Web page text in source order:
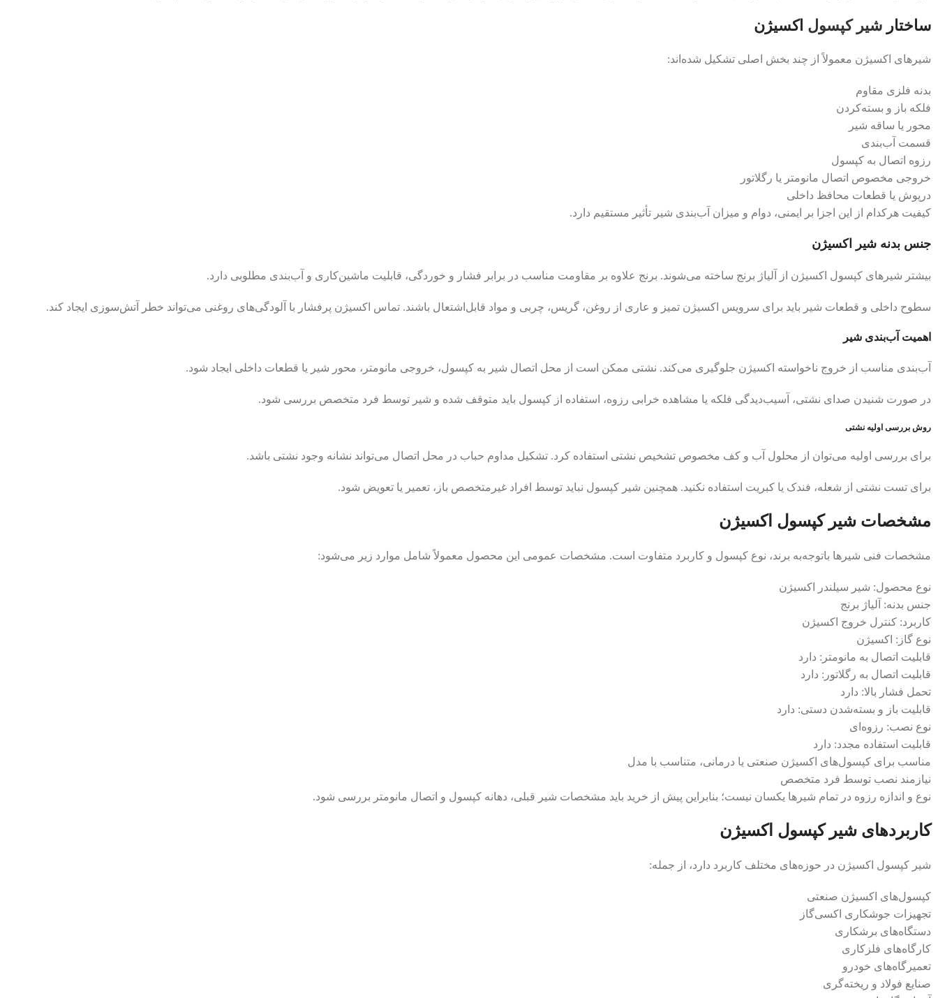
ساختار شیر کپسول اکسیژن
شیرهای اکسیژن معمولاً از چند بخش اصلی تشکیل شده‌اند:
بدنه فلزی مقاوم
فلکه باز و بسته‌کردن
محور یا ساقه شیر
قسمت آب‌بندی
رزوه اتصال به کپسول
خروجی مخصوص اتصال مانومتر یا رگلاتور
درپوش یا قطعات محافظ داخلی
کیفیت هرکدام از این اجزا بر ایمنی، دوام و میزان آب‌بندی شیر تأثیر مستقیم دارد.
جنس بدنه شیر اکسیژن
بیشتر شیرهای کپسول اکسیژن از آلیاژ برنج ساخته می‌شوند. برنج علاوه بر مقاومت مناسب در برابر فشار و خوردگی، قابلیت ماشین‌کاری و آب‌بندی مطلوبی دارد.
سطوح داخلی و قطعات شیر باید برای سرویس اکسیژن تمیز و عاری از روغن، گریس، چربی و مواد قابل‌اشتعال باشند. تماس اکسیژن پرفشار با آلودگی‌های روغنی می‌تواند خطر آتش‌سوزی ایجاد کند.
اهمیت آب‌بندی شیر
آب‌بندی مناسب از خروج ناخواسته اکسیژن جلوگیری می‌کند. نشتی ممکن است از محل اتصال شیر به کپسول، خروجی مانومتر، محور شیر یا قطعات داخلی ایجاد شود.
در صورت شنیدن صدای نشتی، آسیب‌دیدگی فلکه یا مشاهده خرابی رزوه، استفاده از کپسول باید متوقف شده و شیر توسط فرد متخصص بررسی شود.
روش بررسی اولیه نشتی
برای بررسی اولیه می‌توان از محلول آب و کف مخصوص تشخیص نشتی استفاده کرد. تشکیل مداوم حباب در محل اتصال می‌تواند نشانه وجود نشتی باشد.
برای تست نشتی از شعله، فندک یا کبریت استفاده نکنید. همچنین شیر کپسول نباید توسط افراد غیرمتخصص باز، تعمیر یا تعویض شود.
مشخصات شیر کپسول اکسیژن
مشخصات فنی شیرها باتوجه‌به برند، نوع کپسول و کاربرد متفاوت است. مشخصات عمومی این محصول معمولاً شامل موارد زیر می‌شود:
نوع محصول: شیر سیلندر اکسیژن
جنس بدنه: آلیاژ برنج
کاربرد: کنترل خروج اکسیژن
نوع گاز: اکسیژن
قابلیت اتصال به مانومتر: دارد
قابلیت اتصال به رگلاتور: دارد
تحمل فشار بالا: دارد
قابلیت باز و بسته‌شدن دستی: دارد
نوع نصب: رزوه‌ای
قابلیت استفاده مجدد: دارد
مناسب برای کپسول‌های اکسیژن صنعتی یا درمانی، متناسب با مدل
نیازمند نصب توسط فرد متخصص
نوع و اندازه رزوه در تمام شیرها یکسان نیست؛ بنابراین پیش از خرید باید مشخصات شیر قبلی، دهانه کپسول و اتصال مانومتر بررسی شود.
کاربردهای شیر کپسول اکسیژن
شیر کپسول اکسیژن در حوزه‌های مختلف کاربرد دارد، از جمله:
کپسول‌های اکسیژن صنعتی
تجهیزات جوشکاری اکسی‌گاز
دستگاه‌های برشکاری
کارگاه‌های فلزکاری
تعمیرگاه‌های خودرو
صنایع فولاد و ریخته‌گری